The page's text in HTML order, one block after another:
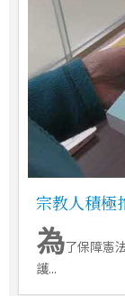
宗教人積極
為了保障憲
護...